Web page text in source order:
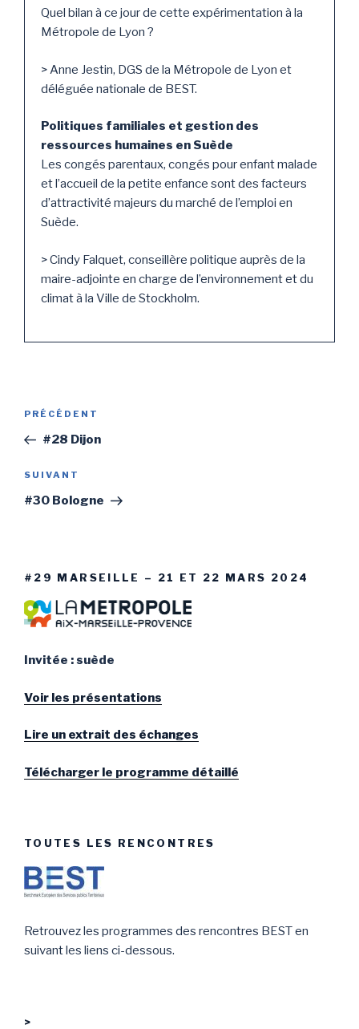
Quel bilan à ce jour de cette expérimentation à la
Métropole de Lyon ?
> Anne Jestin, DGS de la Métropole de Lyon et
déléguée nationale de BEST.
Politiques familiales et gestion des
ressources humaines en Suède
Les congés parentaux, congés pour enfant malade
et l’accueil de la petite enfance sont des facteurs
d’attractivité majeurs du marché de l’emploi en
Suède.
> Cindy Falquet, conseillère politique auprès de la
maire-adjointe en charge de l’environnement et du
climat à la Ville de Stockholm.
Navigation
Article
précédent
PRÉCÉDENT
#28 Dijon
Article
suivant
SUIVANT
#30 Bologne
#29 MARSEILLE – 21 ET 22 MARS 2024
Invitée : suède
Voir les présentations
Lire un extrait des échanges
Télécharger le programme détaillé
TOUTES LES RENCONTRES
Retrouvez les programmes des rencontres BEST en
suivant les liens ci-dessous.
>